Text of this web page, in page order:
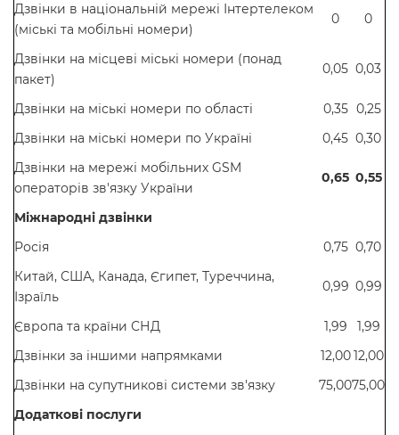
Дзвінки в національній мережі Інтертелеком
(міські та мобільні номери)
0 0
Дзвінки на місцеві міські номери (понад
пакет)
0,05 0,03
Дзвінки на міські номери по області 0,35 0,25
Дзвінки на міські номери по Україні
0,45 0,30
Дзвінки на мережі мобільних GSM
операторів зв'язку України
0,65 0,55
Міжнародні дзвінки
Росія
0,75 0,70
Китай, США, Канада, Єгипет, Туреччина,
Ізраїль
0,99 0,99
Європа та країни СНД 1,99
1,99
Дзвінки за іншими напрямками
12,0012,00
Дзвінки на супутникові системи зв'язку
75,0075,00
Додаткові послуги